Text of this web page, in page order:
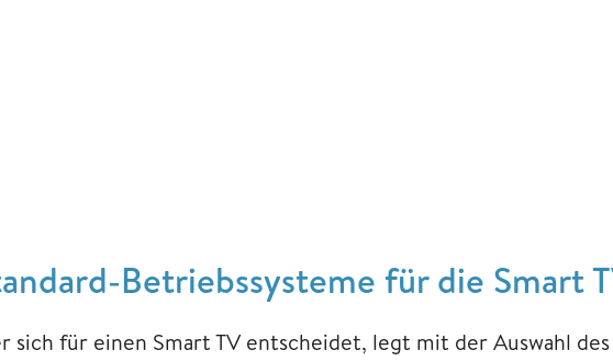
Betriebssysteme für die Smart
sich für einen Smart TV entscheidet, legt mit der Auswahl